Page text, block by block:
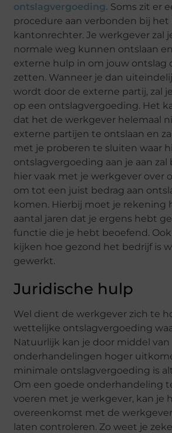
ontslagvergoeding. Soms zit er
procedure aan verbonden bij het
kantonrechter. Je werkgever zal
normale weg kunnen ontslaan
externe hulp in om jouw ontslag
zetten. Wanneer je dan
wordt door de externe partij, zal
op een ontslagvergoeding. Het
dat het de werkgever helemaal
externe partijen te ontslaan en
met je proberen te sluiten waar
ontslagvergoeding aan je aan zal
hier vaak met je werkgever over
om tot een juist bedrag aan
komen. Hierbij moet je rekening
aantal jaren dat je ergens hebt
functie die je hebt beoefend.
kijken hoe gezond het bedrijf is
gewerkt.
Juridische hulp
Wel dient de werkgever zich te
wettelijke ontslagvergoeding
Natuurlijk kan je door middel van
onderhandelingen hoger
minimale ontslagvergoeding is
Om een goede onderhandeling
voeren met je werkgever, kan je
overeenkomst met de
laten controleren. Zo weet je